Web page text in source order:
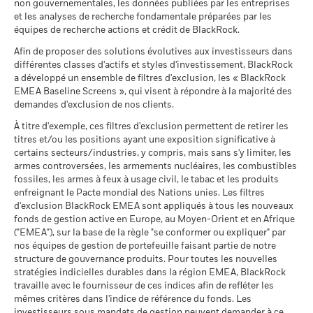
référence
contrainte
1 (%) USD
26,6 16,3
La performance indiquée est calculée après déduction des
frais courants. Les frais d’entrée/de sortie ne sont pas inclus
dans le calcul.
Les chiffres indiqués se rapportent aux performances
passées.Les performances passées ne sont pas un indicateur
fiable des performances futures. Les marchés pourraient
évoluer très différemment. Ceci peut vous aider à évaluer la
façon dont le fonds a été géré dans le passé
La performance est indiquée sur la base de la Valeur nette
d’inventaire (VNI), avec le revenu brut réinvesti le cas échéant.
Le rendement de votre investissement peut augmenter ou
diminuer en raison des fluctuations des devises si votre
investissement est effectué dans une devise autre que celle
utilisée dans le calcul des performances passées. Source :
Blackrock
Défavorable
Ce que vous pourriez obtenir après
Rendement annuel moyen
Intermédiaire
Ce que vous pourriez obtenir après
Rendement annuel moyen
Favorable
Ce que vous pourriez obtenir après
Rendement annuel moyen
Le scénario de tension montre ce que vous pourriez obtenir
dans des situations de marché extrêmes.
reposent les Caractéristiques de durabilité, utilisez les liens
ci-dessous.
Notation des fonds ESG MSCI
au 17/juil./2026
AA
Pointage de qualité ESG
MSCI (0-10)
au 17/juil./2026
Classification mondiale des
fonds selon Lipper
au 17/juil./2026
Equity Global Income
Moyenne pondérée de
l'intensité carbone MSCI
(tonnes de CO2e/M$ de
ventes)
au 17/juil./2026
% des avoirs à l'égard
desquels des données ESG
au 17/juil./2026
99,52
au 30/juin/2026
MSCI - Tabac
au 30/juin/2026
MSCI - Contrevenants au
Pacte mondial des Nations
Unies
au 30/juin/2026
0,00%
MSCI - Charbon thermique
au 30/juin/2026
0,00%
MSCI - Sables bitumineux
au 30/juin/2026
0,00%
Données sur la
participation aux secteurs
d'activité
au 30/juin/2026
100,15%
Pourcentage des avoirs du
fonds à l'égard desquels
audited financial statements (French)
Sustainability related disclosure - BGEI_AG
(en)
BlackRock Global Funds - Prospectus (French
- France)
BlackRock Global Funds - Prospectus
(English)
BlackRock Global Funds - Prospectus (French
- Belgium^France)
BlackRock Global Funds - Prospectus -
Addendum (French - France)
non gouvernementales, les données publiées par les entreprises
et les analyses de recherche fondamentale préparées par les
équipes de recherche actions et crédit de BlackRock.
Afin de proposer des solutions évolutives aux investisseurs dans
différentes classes d'actifs et styles d'investissement, BlackRock
a développé un ensemble de filtres d'exclusion, les « BlackRock
EMEA Baseline Screens », qui visent à répondre à la majorité des
demandes d'exclusion de nos clients.
À titre d'exemple, ces filtres d'exclusion permettent de retirer les
titres et/ou les positions ayant une exposition significative à
certains secteurs/industries, y compris, mais sans s'y limiter, les
armes controversées, les armements nucléaires, les combustibles
fossiles, les armes à feux à usage civil, le tabac et les produits
enfreignant le Pacte mondial des Nations unies. Les filtres
d'exclusion BlackRock EMEA sont appliqués à tous les nouveaux
fonds de gestion active en Europe, au Moyen-Orient et en Afrique
("EMEA"), sur la base de la règle "se conformer ou expliquer" par
nos équipes de gestion de portefeuille faisant partie de notre
structure de gouvernance produits. Pour toutes les nouvelles
stratégies indicielles durables dans la région EMEA, BlackRock
travaille avec le fournisseur de ces indices afin de refléter les
mêmes critères dans l'indice de référence du fonds. Les